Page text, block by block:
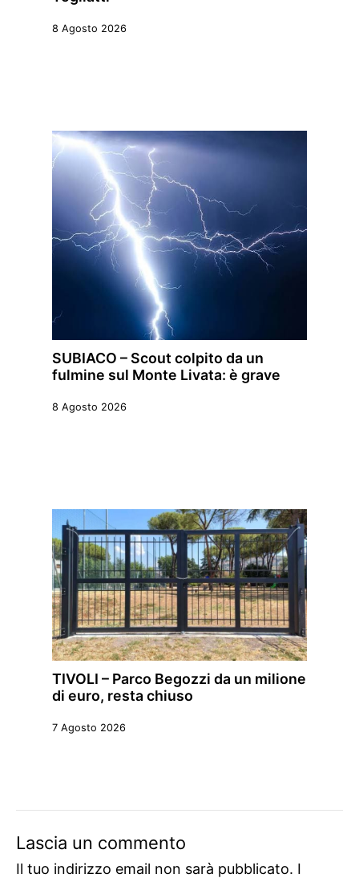
8 Agosto 2026
SUBIACO – Scout colpito da un
fulmine sul Monte Livata: è grave
8 Agosto 2026
TIVOLI – Parco Begozzi da un milione
di euro, resta chiuso
7 Agosto 2026
Lascia un commento
Il tuo indirizzo email non sarà pubblicato. I